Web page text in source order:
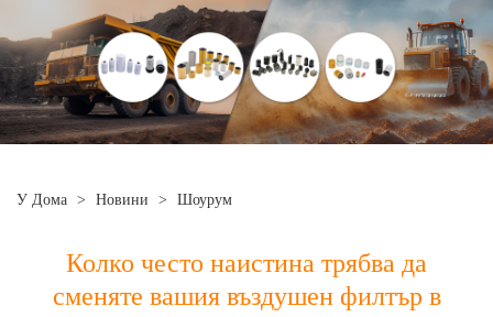
У Дома > Новини > Шоурум
Колко често наистина трябва да
сменяте вашия въздушен филтър в